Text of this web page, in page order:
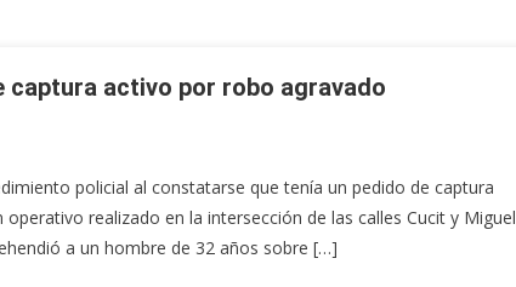
captura activo por robo agravado
policial al constatarse que tenía un pedido de captura
realizado en la intersección de las calles Cucit y Miguel
a un hombre de 32 años sobre […]